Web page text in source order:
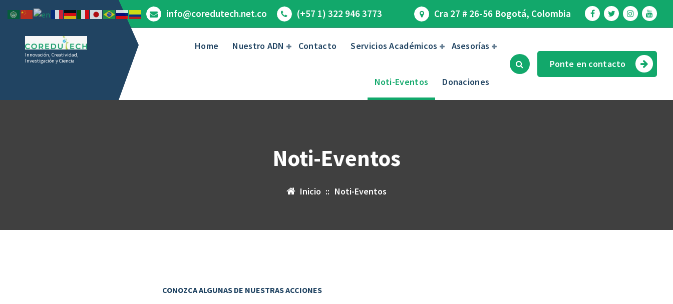
Innovación, Creatividad,
Investigación y Ciencia
info@coredutech.net.co (+57 1) 322 946 3773 Cra 27 # 26-56 Bogotá, Colombia
Home Nuestro ADN Contacto Servicios Académicos Asesorías
Noti-Eventos Donaciones
Ponte en contacto
Noti-Eventos
Inicio :: Noti-Eventos
CONOZCA ALGUNAS DE NUESTRAS ACCIONES